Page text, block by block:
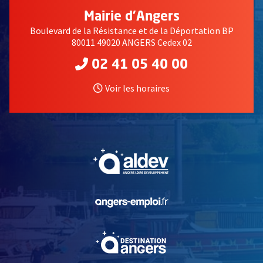
Mairie d'Angers
Boulevard de la Résistance et de la Déportation BP
80011 49020 ANGERS Cedex 02
02 41 05 40 00
Voir les horaires
, Ouvre une nouvelle